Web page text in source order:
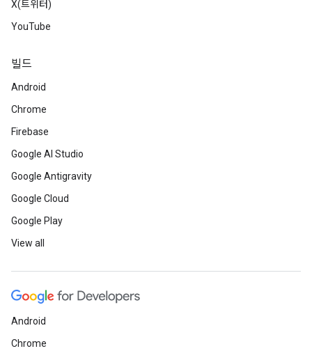
X(트위터)
YouTube
빌드
Android
Chrome
Firebase
Google AI Studio
Google Antigravity
Google Cloud
Google Play
View all
Android
Chrome